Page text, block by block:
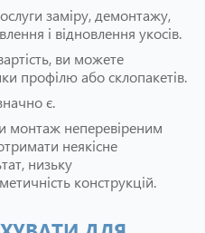
заміру, демонтажу,
і відновлення укосів.
ви можете
профілю або склопакетів.
є.
монтаж неперевіреним
неякісне
низьку
конструкцій.